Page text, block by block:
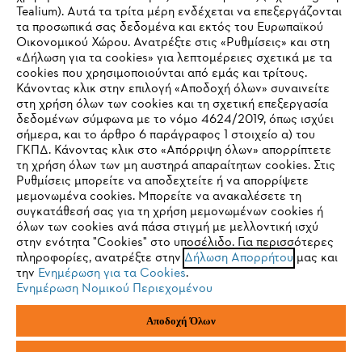
STIHL Συχνές ερωτήσεις
Service
Πολιτική απορρήτου Νομικό κείμενο Cookies
Νομικές πληροφορίες
145 64 Κηφισιά, Αθήνα
IHR BROWSER WIRD NICHT
UNTERSTÜTZT
Sie nutzen einen Browser, den wir noch nicht unterstützen. Für
eine optimale Nutzung unserer Seite empfehlen wir Ihnen, zu
einem der folgenden Browser zu wechseln:
Firefox Chrome
Tealium). Αυτά τα τρίτα μέρη ενδέχεται να επεξεργάζονται
τα προσωπικά σας δεδομένα και εκτός του Ευρωπαϊκού
Οικονομικού Χώρου. Ανατρέξτε στις «Ρυθμίσεις» και στη
«Δήλωση για τα cookies» για λεπτομέρειες σχετικά με τα
cookies που χρησιμοποιούνται από εμάς και τρίτους.
Κάνοντας κλικ στην επιλογή «Αποδοχή όλων» συναινείτε
στη χρήση όλων των cookies και τη σχετική επεξεργασία
δεδομένων σύμφωνα με το νόμο 4624/2019, όπως ισχύει
σήμερα, και το άρθρο 6 παράγραφος 1 στοιχείο α) του
ΓΚΠΔ. Κάνοντας κλικ στο «Απόρριψη όλων» απορρίπτετε
τη χρήση όλων των μη αυστηρά απαραίτητων cookies. Στις
Ρυθμίσεις μπορείτε να αποδεχτείτε ή να απορρίψετε
μεμονωμένα cookies. Μπορείτε να ανακαλέσετε τη
συγκατάθεσή σας για τη χρήση μεμονωμένων cookies ή
όλων των cookies ανά πάσα στιγμή με μελλοντική ισχύ
στην ενότητα "Cookies" στο υποσέλιδο. Για περισσότερες
πληροφορίες, ανατρέξτε στην Δήλωση Απορρήτου μας και
την Ενημέρωση για τα Cookies.
Ενημέρωση Νομικού Περιεχομένου
Αποδοχή Όλων